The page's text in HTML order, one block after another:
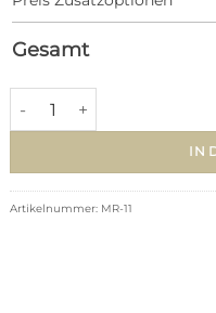
Gesamt
Metall Stäbe MR-11 (Ø12mm/
IN
Artikelnummer: MR-11